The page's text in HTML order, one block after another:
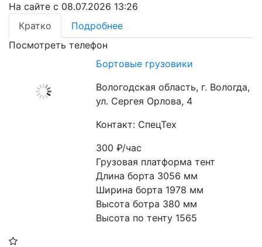
На сайте с 08.07.2026 13:26
Кратко
Подробнее
Посмотреть телефон
Бортовые грузовики
Вологодская область, г. Вологда,
ул. Сергея Орлова, 4
Контакт: СпецТех
300₽/час
Грузовая платформа тент
Длина борта 3056 мм
Ширина борта 1978 мм
Высота ботра 380 мм
Высота по тенту 1565